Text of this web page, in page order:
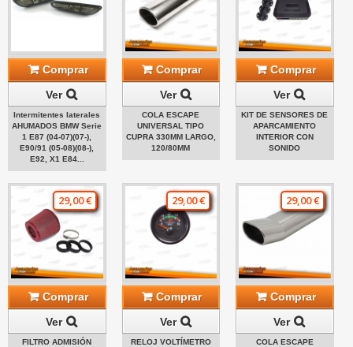
Comprar
Ver
Intermitentes laterales
AHUMADOS BMW Serie
1 E87 (04-07)(07-),
E90/91 (05-08)(08-),
E92, X1 E84...
Comprar
Ver
COLA ESCAPE
UNIVERSAL TIPO
CUPRA 330MM LARGO,
120/80MM
Comprar
Ver
KIT DE SENSORES DE
APARCAMIENTO
INTERIOR CON
SONIDO
29,00 €
Comprar
Ver
FILTRO ADMISIÓN
29,00 €
Comprar
Ver
RELOJ VOLTÍMETRO
29,00 €
Comprar
Ver
COLA ESCAPE